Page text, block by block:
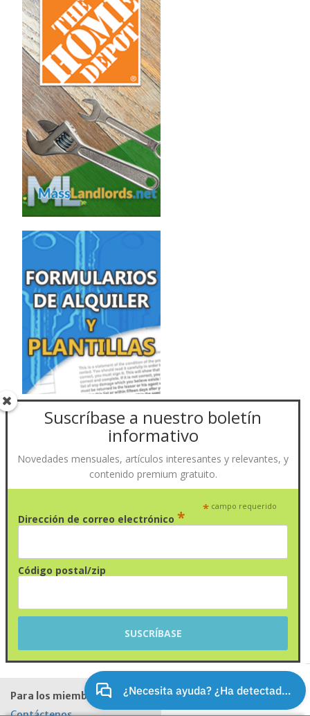
Para los miembros
Suscríbase a nuestro boletín
informativo
Novedades mensuales, artículos interesantes y relevantes, y
contenido premium gratuito.
* campo requerido
Dirección de correo electrónico *
Código postal/zip